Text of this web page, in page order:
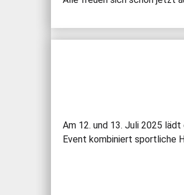
Am 12. und 13. Juli 2025
Event kombiniert sportliche